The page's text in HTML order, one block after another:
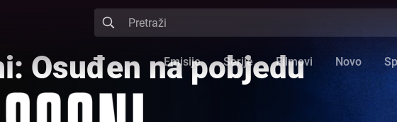
Emisije Serije Filmovi Novo
Osuđen na pobjedu